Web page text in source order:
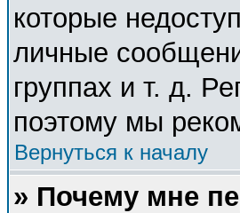
которые
личные
группах и т. д.
поэтому мы
Вернуться к началу
» Почему мне